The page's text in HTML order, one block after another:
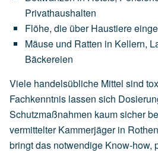
Privathaushalten
Flöhe, die über Haustiere
Mäuse und Ratten in Kellern,
Bäckereien
Viele handelsübliche Mittel sind
Fachkenntnis lassen sich
Schutzmaßnahmen kaum sicher
vermittelter Kammerjäger in
bringt das notwendige Know-how,